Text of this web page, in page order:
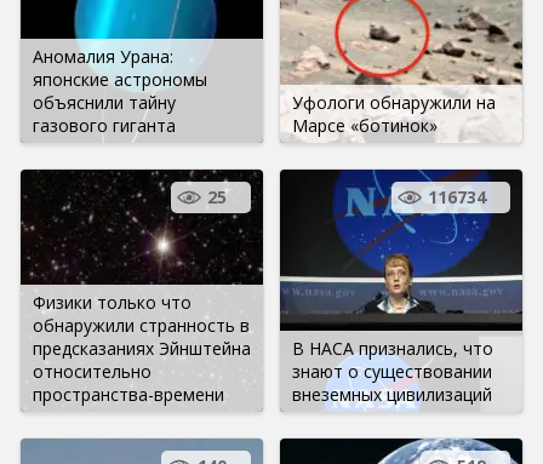
Аномалия Урана:
японские астрономы
объяснили тайну
газового гиганта
Уфологи обнаружили на
Марсе «ботинок»
Физики только что
обнаружили странность в
предсказаниях Эйнштейна
относительно
пространства-времени
25
В НАСА признались, что
знают о существовании
внеземных цивилизаций
116734